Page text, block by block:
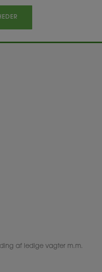
af ledige vagter m.m.